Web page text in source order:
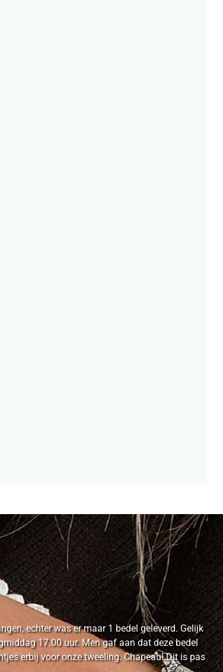
echter was er maar 1 bedel geleverd. Gelijk
17.00 uur. Men gaf aan dat deze bedel
erbij voor onze tweeling. Chapeau! Dit is pas